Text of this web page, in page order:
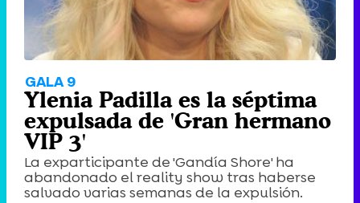
GALA 9
Ylenia Padilla es la séptima
expulsada de 'Gran hermano
VIP 3'
La exparticipante de 'Gandía Shore' ha
abandonado el reality show tras haberse
salvado varias semanas de la expulsión.